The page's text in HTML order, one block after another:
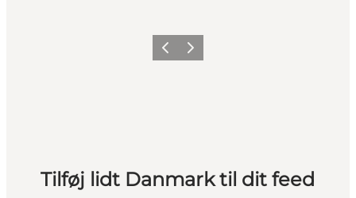
ForrigeNæste
Tilføj lidt Danmark til dit feed